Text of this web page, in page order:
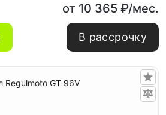
от 10 365 ₽/мес.
В рассрочку